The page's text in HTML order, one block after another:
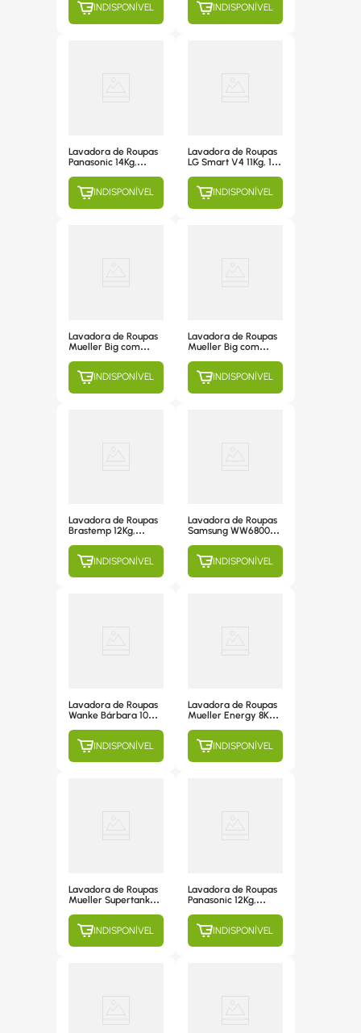
Programas de
Lavagem, Branca -
INDISPONÍVEL
Lavagem, Titanium -
NA-F170P6TB 220V
INDISPONÍVEL
Lavadora de Roupas
Panasonic 14Kg,
Programas de
Lavagem, Branca -
NA-F140B6W 220V
INDISPONÍVEL
Lavadora de Roupas
LG Smart V4 11Kg, 14
Lavagem, com
Inteligência Artificial,
Branca -
INDISPONÍVEL
Lavadora de Roupas
Mueller Big com
Semiautomática, 7
Programas de
Lavagem, Branca -
INDISPONÍVEL
Lavadora de Roupas
Mueller Big com
Semiautomática, 7
Programas de
Lavagem, Branca -
INDISPONÍVEL
Lavadora de Roupas
Brastemp 12Kg,
Programas de
Lavagem, Titanium -
BWK12A9 220V
INDISPONÍVEL
Lavadora de Roupas
Samsung WW6800
de Lavagem, com
Ecobubble, Branca -
WW11K6800A 220V
INDISPONÍVEL
Lavadora de Roupas
Wanke Bárbara 10
3 Programas de
Lavagem, Branca
com Lilás - 220V
INDISPONÍVEL
Lavadora de Roupas
Mueller Energy 8Kg,
Programas de
Lavagem, Branca -
220V
INDISPONÍVEL
Lavadora de Roupas
Mueller Supertank
Semiautomática, 5
Programas de
Lavagem, Branca -
INDISPONÍVEL
Lavadora de Roupas
Panasonic 12Kg,
Programas de
Lavagem, Titânio -
NA-F120B1T 220V
INDISPONÍVEL